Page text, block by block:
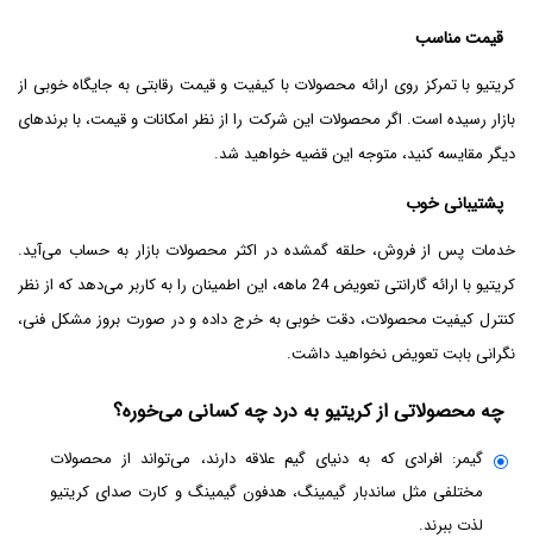
قیمت مناسب
کریتیو با تمرکز روی ارائه محصولات با کیفیت و قیمت رقابتی به جایگاه خوبی از
بازار رسیده است. اگر محصولات این شرکت را از نظر امکانات و قیمت، با برندهای
دیگر مقایسه کنید، متوجه این قضیه خواهید شد.
پشتیبانی خوب
خدمات پس از فروش، حلقه گمشده در اکثر محصولات بازار به حساب می‌آید.
کریتیو با ارائه گارانتی تعویض 24 ماهه، این اطمینان را به کاربر می‌دهد که از نظر
کنترل کیفیت محصولات، دقت خوبی به خرج داده و در صورت بروز مشکل فنی،
نگرانی بابت تعویض نخواهید داشت.
چه محصولاتی از کریتیو به درد چه کسانی می‌خوره؟
گیمر: افرادی که به دنیای گیم علاقه دارند، می‌تواند از محصولات
مختلفی مثل ساندبار گیمینگ، هدفون گیمینگ و کارت صدای کریتیو
لذت ببرند.